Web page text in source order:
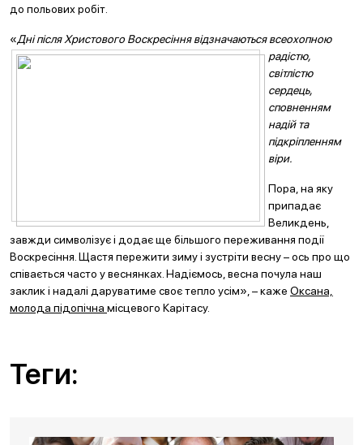
до польових робіт.
«Дні після Христового Воскресіння відзначаються всеохопною
радістю,
світлістю
сердець,
сповненням
надій та
підкріпленням
віри.
Пора, на яку
припадає
Великдень,
завжди символізує і додає ще більшого переживання події
Воскресіння. Щастя пережити зиму і зустріти весну – ось про що
співається часто у веснянках. Надіємось, весна почула наш
заклик і надалі даруватиме своє тепло усім», – каже Оксана,
молода підопічна місцевого Карітасу.
Теги: